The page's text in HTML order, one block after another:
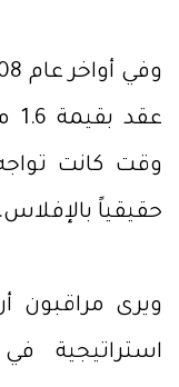
وقت كانت
حقيقياً بالإفلاس.
ويرى مراقبون
استراتيجية